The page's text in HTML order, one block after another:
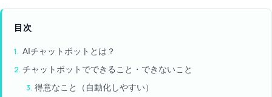
目次
AIチャットボットとは？
チャットボットでできること・できないこと
得意なこと（自動化しやすい）